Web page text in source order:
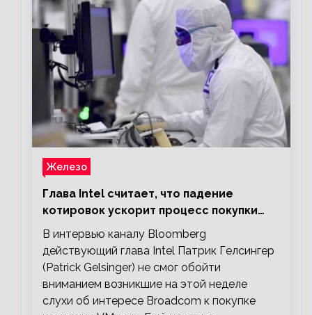
Железо
Глава Intel считает, что падение
котировок ускорит процесс покупки
мелких компаний крупными
В интервью каналу Bloomberg
действующий глава Intel Патрик Гелсингер
(Patrick Gelsinger) не смог обойти
вниманием возникшие на этой неделе
слухи об интересе Broadcom к покупке